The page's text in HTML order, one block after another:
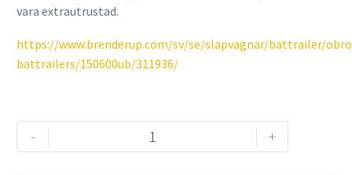
vara extrautrustad.
https://www.brenderup.com/sv/se/slapvagnar/battrailer/
battrailers/150600ub/311936/
-
Brenderup
150600
+